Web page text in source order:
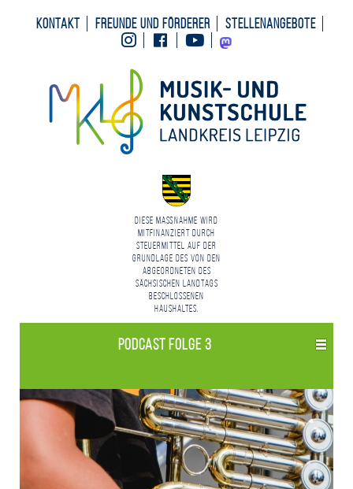
Kontakt Freunde und Förderer
Stellenangebote
InstagramFacebookYoutubeMastodon
Diese Maßnahme wird
mitfinanziert durch
Steuermittel auf der
Grundlage des von den
Abgeordneten des
Sächsischen Landtags
beschlossenen
Haushaltes.
Podcast Folge 3